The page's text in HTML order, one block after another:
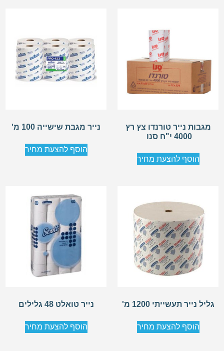
מגבות נייר טורנדו צץ רץ
4000 י"ח סנו
הוסף להצעת מחיר
נייר מגבת שישייה 100 מ'
הוסף להצעת מחיר
גליל נייר תעשייתי 1200 מ'
הוסף להצעת מחיר
נייר טואלט 48 גלילים
הוסף להצעת מחיר